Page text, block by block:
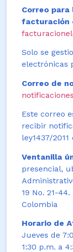
Correo para
facturación
Solo se
electrónicas
Correo de
Este correo
recibir
ley1437/2011
Ventanilla
presencial,
19 No. 21-
Colombia
Horario de
Jueves de
1:30 p.m. a